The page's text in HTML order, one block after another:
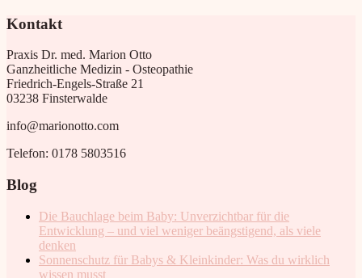
Kontakt
Praxis Dr. med. Marion Otto
Ganzheitliche Medizin - Osteopathie
Friedrich-Engels-Straße 21
03238 Finsterwalde
info@marionotto.com
Telefon: 0178 5803516
Blog
Die Bauchlage beim Baby: Unverzichtbar für die
Entwicklung – und viel weniger beängstigend, als viele
denken
Sonnenschutz für Babys & Kleinkinder: Was du wirklich
wissen musst